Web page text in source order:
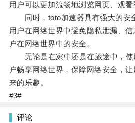
用户可以更加流畅地浏览网页、观看
同时，toto加速器具有强大的安
用户在网络世界中避免隐私泄漏、
户在网络世界中的安全。
无论是在家中还是在旅途中，使
户畅享网络世界，保障网络安全，
来的乐趣。
#3#
评论